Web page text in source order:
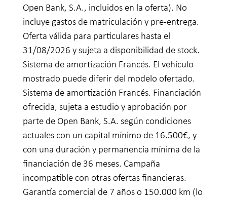
Open Bank, S.A., incluidos en la oferta). No
incluye gastos de matriculación y pre-entrega.
Oferta válida para particulares hasta el
31/08/2026 y sujeta a disponibilidad de stock.
Sistema de amortización Francés. El vehículo
mostrado puede diferir del modelo ofertado.
Sistema de amortización Francés. Financiación
ofrecida, sujeta a estudio y aprobación por
parte de Open Bank, S.A. según condiciones
actuales con un capital mínimo de 16.500€, y
con una duración y permanencia mínima de la
financiación de 36 meses. Campaña
incompatible con otras ofertas financieras.
Garantía comercial de 7 años o 150.000 km (lo